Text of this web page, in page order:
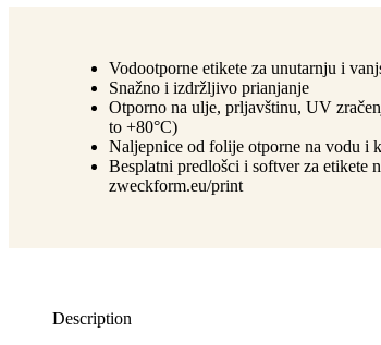
Vodootporne etikete za unutarnju i
Snažno i izdržljivo prianjanje
Otporno na ulje, prljavštinu, UV
to +80°C)
Naljepnice od folije otporne na vodu i
Besplatni predlošci i softver za etikete
zweckform.eu/print
Description